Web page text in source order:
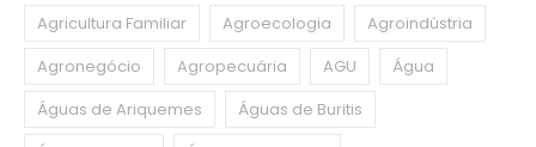
Agricultura Familiar
Agroecologia
Agroindústria
Agronegócio
Agropecuária AGU
Água
Águas de Ariquemes
Águas de Buritis